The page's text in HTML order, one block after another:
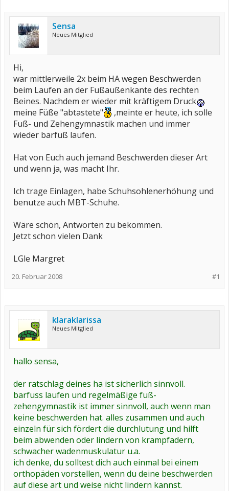
Sensa
Neues Mitglied
Hi,
war mittlerweile 2x beim HA wegen Beschwerden
beim Laufen an der Fußaußenkante des rechten
Beines. Nachdem er wieder mit kräftigem Druck
meine Füße "abtastete"
,meinte er heute, ich solle
Fuß- und Zehengymnastik machen und immer
wieder barfuß laufen.
Hat von Euch auch jemand Beschwerden dieser Art
und wenn ja, was macht Ihr.
Ich trage Einlagen, habe Schuhsohlenerhöhung und
benutze auch MBT-Schuhe.
Wäre schön, Antworten zu bekommen.
Jetzt schon vielen Dank
LGle Margret
#1
20. Februar 2008
klaraklarissa
Neues Mitglied
hallo sensa,
der ratschlag deines ha ist sicherlich sinnvoll.
barfuss laufen und regelmäßige fuß-
zehengymnastik ist immer sinnvoll, auch wenn man
keine beschwerden hat. alles zusammen und auch
einzeln für sich fördert die durchlutung und hilft
beim abwenden oder lindern von krampfadern,
schwacher wadenmuskulatur u.a.
ich denke, du solltest dich auch einmal bei einem
orthopäden vorstellen, wenn du deine beschwerden
auf diese art und weise nicht lindern kannst.